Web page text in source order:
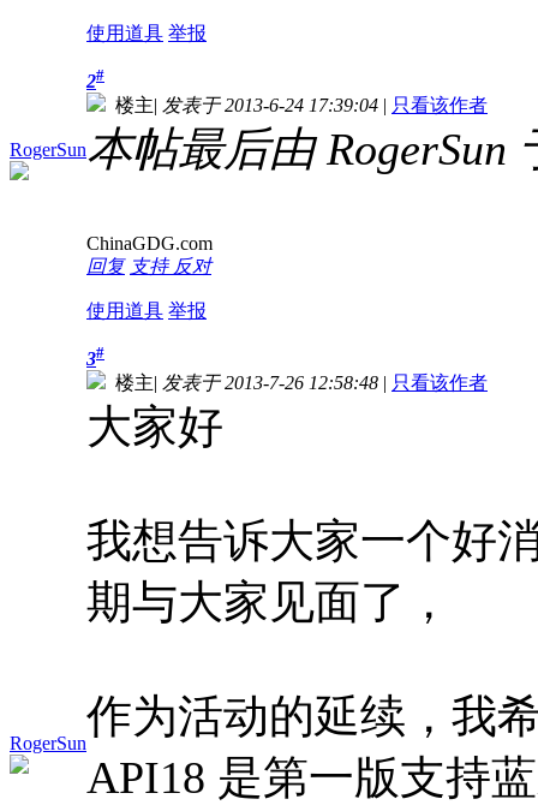
使用道具 举报
RogerSun
2#
楼主| 发表于 2013-6-24 17:39:04 | 只看该作者
本帖最后由 RogerSun
ChinaGDG.com
回复 支持 反对
使用道具 举报
RogerSun
3#
楼主| 发表于 2013-7-26 12:58:48 | 只看该作者
大家好
我想告诉大家一个好
期与大家见面了，
作为活动的延续，我
API18 是第一版支持